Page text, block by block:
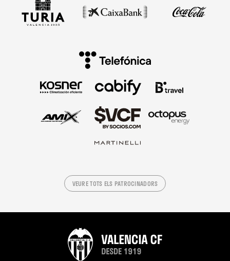
VEURE TOTS ELS PATROCINADORS